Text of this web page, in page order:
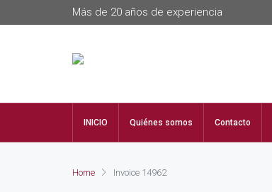
Más de 20 años de experiencia
INICIO Quiénes somos Contacto
Home Invoice 14962